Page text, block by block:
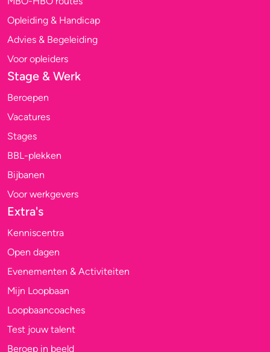
Opleiding & Handicap
Advies & Begeleiding
Voor opleiders
Stage & Werk
Beroepen
Vacatures
Stages
BBL-plekken
Bijbanen
Voor werkgevers
Extra's
Kenniscentra
Open dagen
Evenementen & Activiteiten
Mijn Loopbaan
Loopbaancoaches
Test jouw talent
Beroep in beeld